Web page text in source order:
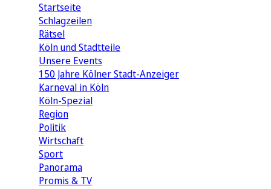
Startseite
Schlagzeilen
Rätsel
Köln und Stadtteile
Unsere Events
150 Jahre Kölner Stadt-Anzeiger
Karneval in Köln
Köln-Spezial
Region
Politik
Wirtschaft
Sport
Panorama
Promis & TV